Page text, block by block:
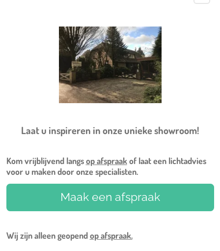
Laat u inspireren in onze unieke showroom!
Kom vrijblijvend langsop afspraakof laat een lichtadvies
voor u maken door onze specialisten.
Maak een afspraak
Wij zijn alleen geopendop afspraak.